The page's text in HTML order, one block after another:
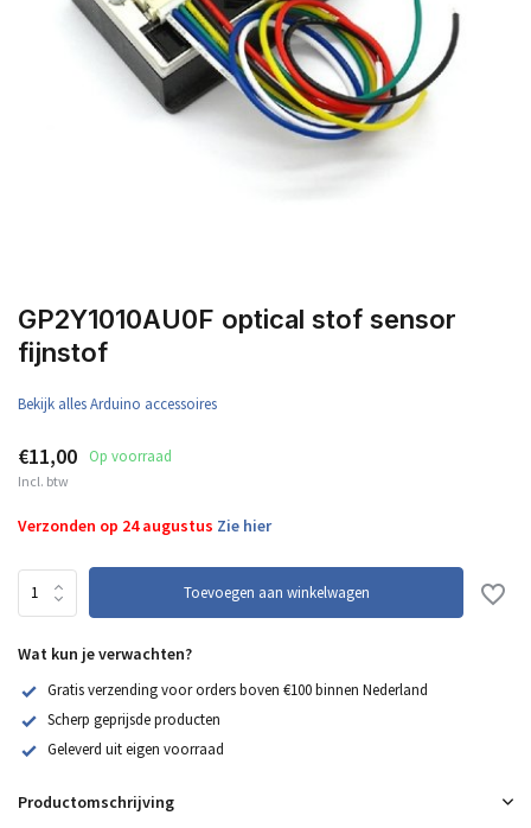
GP2Y1010AU0F optical stof sensor
fijnstof
Bekijk alles Arduino accessoires
€11,00 Op voorraad
Incl. btw
Verzonden op 24 augustus Zie hier
Toevoegen aan winkelwagen
Wat kun je verwachten?
Gratis verzending voor orders boven €100 binnen Nederland
Scherp geprijsde producten
Geleverd uit eigen voorraad
Productomschrijving